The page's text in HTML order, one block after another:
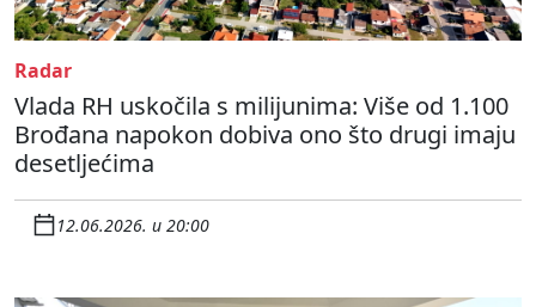
Radar
Vlada RH uskočila s milijunima: Više od 1.100
Brođana napokon dobiva ono što drugi imaju
desetljećima
12.06.2026. u 20:00